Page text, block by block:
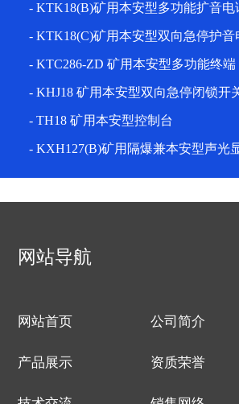
- KTK18(B)矿用本安型多功能扩音电
- KTK18(C)矿用本安型双向急停护音
- KTC286-ZD 矿用本安型多功能终端
- KHJ18 矿用本安型双向急停闭锁开
- TH18 矿用本安型控制台
- KXH127(B)矿用隔爆兼本安型声光
网站导航
网站首页 公司简介
产品展示 资质荣誉